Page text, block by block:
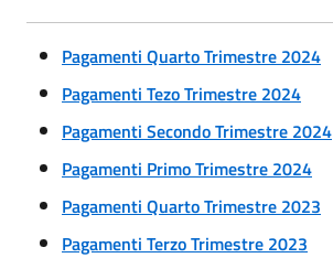
Pagamenti Quarto Trimestre 2024
Pagamenti Tezo Trimestre 2024
Pagamenti Secondo Trimestre 2024
Pagamenti Primo Trimestre 2024
Pagamenti Quarto Trimestre 2023
Pagamenti Terzo Trimestre 2023